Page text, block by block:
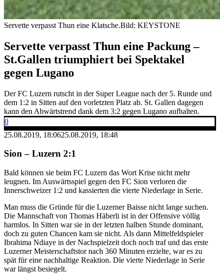
Servette verpasst Thun eine Klatsche.Bild: KEYSTONE
Servette verpasst Thun eine Packung –
St.Gallen triumphiert bei Spektakel
gegen Lugano
Der FC Luzern rutscht in der Super League nach der 5. Runde und
dem 1:2 in Sitten auf den vorletzten Platz ab. St. Gallen dagegen
kann den Abwärtstrend dank dem 3:2 gegen Lugano aufhalten.
0
25.08.2019, 18:0625.08.2019, 18:48
Sion – Luzern 2:1
Bald können sie beim FC Luzern das Wort Krise nicht mehr
leugnen. Im Auswärtsspiel gegen den FC Sion verloren die
Innerschweizer 1:2 und kassierten die vierte Niederlage in Serie.
Man muss die Gründe für die Luzerner Baisse nicht lange suchen.
Die Mannschaft von Thomas Häberli ist in der Offensive völlig
harmlos. In Sitten war sie in der letzten halben Stunde dominant,
doch zu guten Chancen kam sie nicht. Als dann Mittelfeldspieler
Ibrahima Ndiaye in der Nachspielzeit doch noch traf und das erste
Luzerner Meisterschaftstor nach 360 Minuten erzielte, war es zu
spät für eine nachhaltige Reaktion. Die vierte Niederlage in Serie
war längst besiegelt.